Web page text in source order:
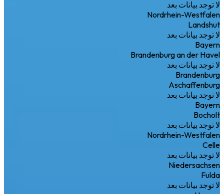
لا توجد بيانات بعد
Nordrhein-Westfalen
Landshut
لا توجد بيانات بعد
Bayern
Brandenburg an der Havel
لا توجد بيانات بعد
Brandenburg
Aschaffenburg
لا توجد بيانات بعد
Bayern
Bocholt
لا توجد بيانات بعد
Nordrhein-Westfalen
Celle
لا توجد بيانات بعد
Niedersachsen
Fulda
لا توجد بيانات بعد